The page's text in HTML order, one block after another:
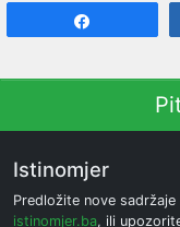
Istinomjer
Predložite nove sadržaje
istinomjer.ba, ili